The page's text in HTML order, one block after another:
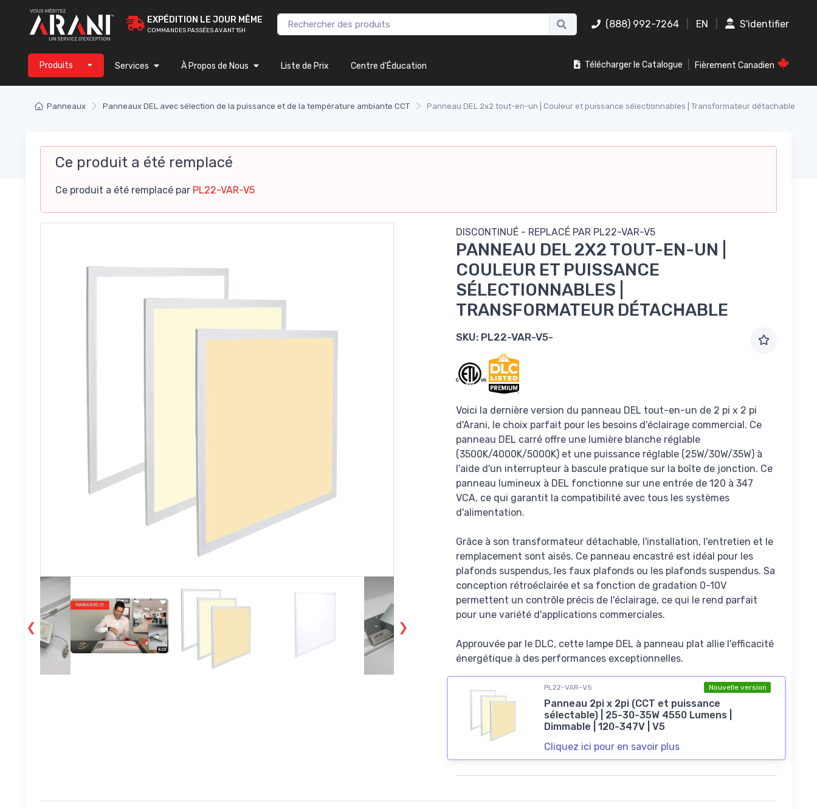
EXPÉDITION LE JOUR MÊME
COMMANDES PASSÉES AVANT 15H
(888) 992-7264 EN S'identifier
Produits Services À Propos de Nous Liste de Prix Centre d'Éducation Télécharger le Catalogue Fièrement Canadien
Panneaux Panneaux DEL avec sélection de la puissance et de la température ambiante CCT Panneau DEL 2x2 tout-en-un | Couleur et puissance sélectionnables | Transformateur détachable
Ce produit a été remplacé
Ce produit a été remplacé par PL22-VAR-V5
DISCONTINUÉ - REPLACÉ PAR PL22-VAR-V5
PANNEAU DEL 2X2 TOUT-EN-UN |
COULEUR ET PUISSANCE
SÉLECTIONNABLES |
TRANSFORMATEUR DÉTACHABLE
SKU: PL22-VAR-V5-
Voici la dernière version du panneau DEL tout-en-un de 2 pi x 2 pi
d'Arani, le choix parfait pour les besoins d'éclairage commercial. Ce
panneau DEL carré offre une lumière blanche réglable
(3500K/4000K/5000K) et une puissance réglable (25W/30W/35W) à
l'aide d'un interrupteur à bascule pratique sur la boîte de jonction. Ce
panneau lumineux à DEL fonctionne sur une entrée de 120 à 347
VCA, ce qui garantit la compatibilité avec tous les systèmes
d'alimentation.
Grâce à son transformateur détachable, l'installation, l'entretien et le
remplacement sont aisés. Ce panneau encastré est idéal pour les
plafonds suspendus, les faux plafonds ou les plafonds suspendus. Sa
conception rétroéclairée et sa fonction de gradation 0-10V
permettent un contrôle précis de l'éclairage, ce qui le rend parfait
pour une variété d'applications commerciales.
Approuvée par le DLC, cette lampe DEL à panneau plat allie l'efficacité
énergétique à des performances exceptionnelles.
PL22-VAR-V5 Nouvelle version
Panneau 2pi x 2pi (CCT et puissance
sélectable) | 25-30-35W 4550 Lumens |
Dimmable | 120-347V | V5
Cliquez ici pour en savoir plus